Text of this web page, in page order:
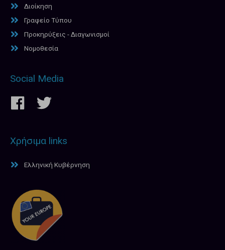
Διοίκηση
Γραφείο Τύπου
Προκηρύξεις - Διαγωνισμοί
Νομοθεσία
Social Media
Χρήσιμα links
Ελληνική Κυβέρνηση